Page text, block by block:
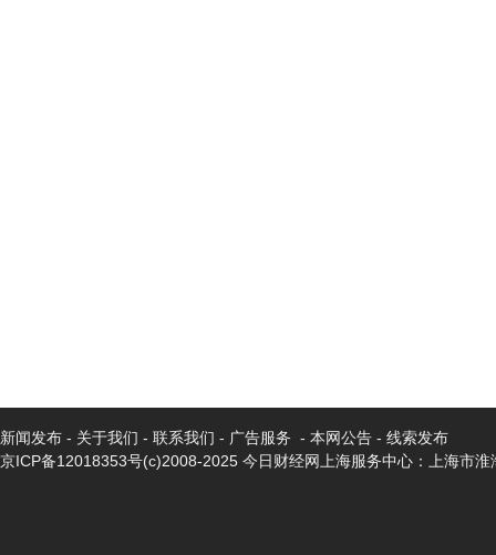
新闻发布 - 关于我们 - 联系我们 - 广告服务 - 本网公告 - 线索发布
京ICP备12018353号(c)2008-2025 今日财经网上海服务中心：上海市